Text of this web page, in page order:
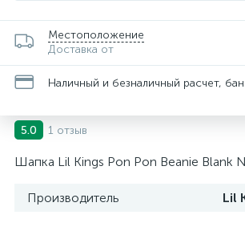
Местоположение
Доставка от
Наличный и безналичный расчет,
5.0 1 отзыв
Шапка Lil Kings Pon Pon Beanie Blank
Производитель Lil